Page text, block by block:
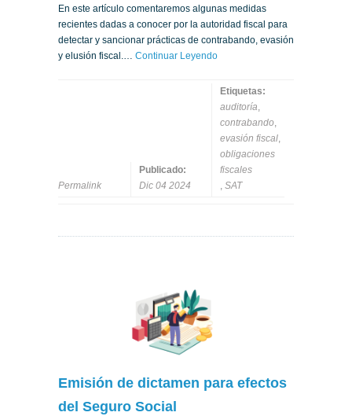
En este artículo comentaremos algunas medidas
recientes dadas a conocer por la autoridad fiscal para
detectar y sancionar prácticas de contrabando, evasión
y elusión fiscal.… Continuar Leyendo
Permalink
Publicado:
Dic 04 2024
Etiquetas:
auditoría,
contrabando,
evasión fiscal,
obligaciones
fiscales
, SAT
Emisión de dictamen para efectos
del Seguro Social